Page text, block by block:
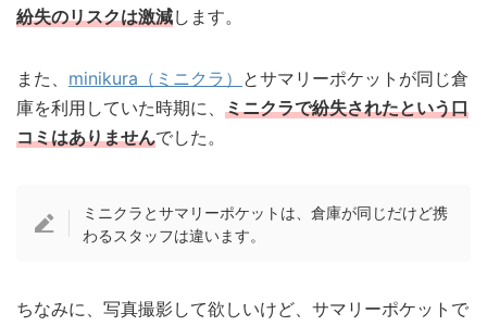
紛失のリスクは激減します。
また、 minikura（ミニクラ） とサマリーポケットが同じ倉
庫を利用していた時期に、 ミニクラで紛失されたという口
コミはありませんでした。
ミニクラとサマリーポケットは、倉庫が同じだけど携
わるスタッフは違います。
ちなみに、写真撮影して欲しいけど、サマリーポケットで